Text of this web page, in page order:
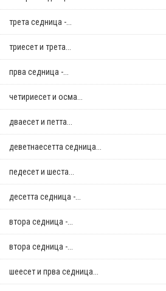
трета седница -...
триесет и трета...
прва седница -...
четириесет и осма...
дваесет и петта...
деветнаесетта седница...
педесет и шеста...
десетта седница -...
втора седница -...
втора седница -...
шеесет и прва седница...